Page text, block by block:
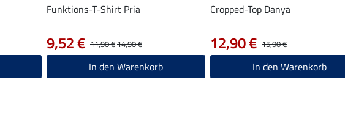
Funktions-T-Shirt Pria
11,90 €14,90 €
9,52 €
In den Warenkorb
Cropped-Top Danya
15,90 €
12,90 €
In den Warenkorb